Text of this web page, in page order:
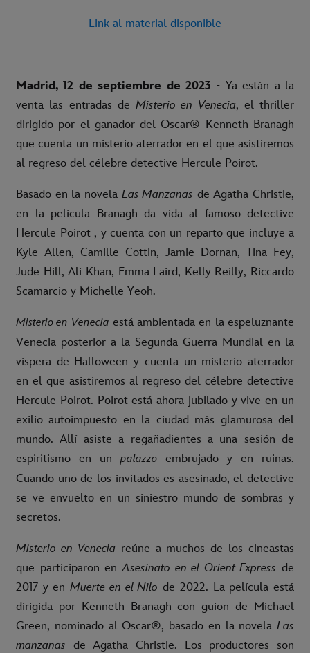
Link al material disponible
Madrid, 12 de septiembre de 2023 - Ya están a la
venta las entradas de Misterio en Venecia, el thriller
dirigido por el ganador del Oscar® Kenneth Branagh
que cuenta un misterio aterrador en el que asistiremos
al regreso del célebre detective Hercule Poirot.
Basado en la novela Las Manzanas de Agatha Christie,
en la película Branagh da vida al famoso detective
Hercule Poirot , y cuenta con un reparto que incluye a
Kyle Allen, Camille Cottin, Jamie Dornan, Tina Fey,
Jude Hill, Ali Khan, Emma Laird, Kelly Reilly, Riccardo
Scamarcio y Michelle Yeoh.
Misterio en Venecia está ambientada en la espeluznante
Venecia posterior a la Segunda Guerra Mundial en la
víspera de Halloween y cuenta un misterio aterrador
en el que asistiremos al regreso del célebre detective
Hercule Poirot. Poirot está ahora jubilado y vive en un
exilio autoimpuesto en la ciudad más glamurosa del
mundo. Allí asiste a regañadientes a una sesión de
espiritismo en un palazzo embrujado y en ruinas.
Cuando uno de los invitados es asesinado, el detective
se ve envuelto en un siniestro mundo de sombras y
secretos.
Misterio en Veneciareúne a muchos de los cineastas
que participaron enAsesinato en el Orient Express de
2017 y enMuerte en el Nilo de 2022. La película está
dirigida por Kenneth Branagh con guion de Michael
Green, nominado al Oscar®, basado en la novela Las
manzanas de Agatha Christie. Los productores son